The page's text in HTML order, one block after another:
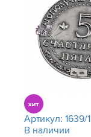
Артикул: 1639/1
В наличии